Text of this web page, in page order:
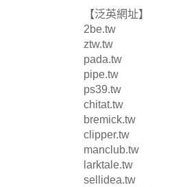
【泛英網址】
2be.tw
ztw.tw
pada.tw
pipe.tw
ps39.tw
chitat.tw
bremick.tw
clipper.tw
manclub.tw
larktale.tw
sellidea.tw